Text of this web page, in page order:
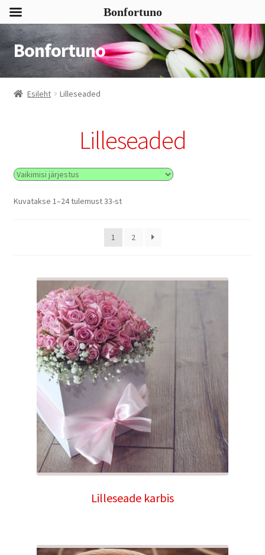
Liigu
navigeerimisele
Liigu
sisu
juurde
Bonfortuno
Esileht Lilleseaded
Lilleseaded
Kuvatakse 1–24 tulemust 33-st
1 2
Lilleseade karbis
Bonfortuno